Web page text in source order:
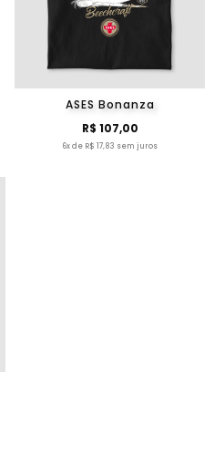
ASES Bonanza
R$ 107,00
6x de R$ 17,83 sem juros